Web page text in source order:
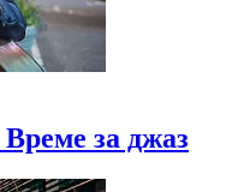
за джаз